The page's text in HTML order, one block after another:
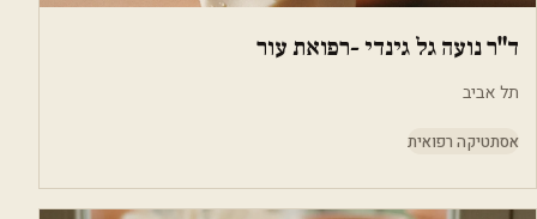
ד"ר נועה גל גינדי -רפואת עור
תל אביב
אסתטיקה רפואית